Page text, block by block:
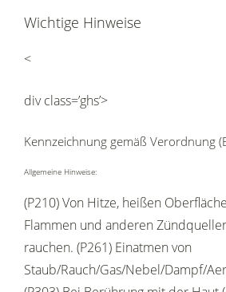
Wichtige Hinweise
<
div class=’ghs’>
Kennzeichnung gemäß Verordnung
Allgemeine Hinweise:
(P210) Von Hitze, heißen
Flammen und anderen
rauchen. (P261) Einatmen von
Staub/Rauch/Gas/Nebel/Dampf/